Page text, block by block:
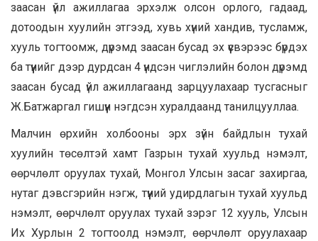
заасан үйл ажиллагаа эрхэлж олсон орлого, гадаад,
дотоодын хуулийн этгээд, хувь хүний хандив, тусламж,
хууль тогтоомж, дүрэмд заасан бусад эх үүсвэрээс бүрдэх
ба түүнийг дээр дурдсан 4 үндсэн чиглэлийн болон дүрэмд
заасан бусад үйл ажиллагаанд зарцуулахаар тусгасныг
Ж.Батжаргал гишүүн нэгдсэн хуралдаанд танилцууллаа.
Малчин өрхийн холбооны эрх зүйн байдлын тухай
хуулийн төсөлтэй хамт Газрын тухай хуульд нэмэлт,
өөрчлөлт оруулах тухай, Монгол Улсын засаг захиргаа,
нутаг дэвсгэрийн нэгж, түүний удирдлагын тухай хуульд
нэмэлт, өөрчлөлт оруулах тухай зэрэг 12 хууль, Улсын
Их Хурлын 2 тогтоолд нэмэлт, өөрчлөлт оруулахаар